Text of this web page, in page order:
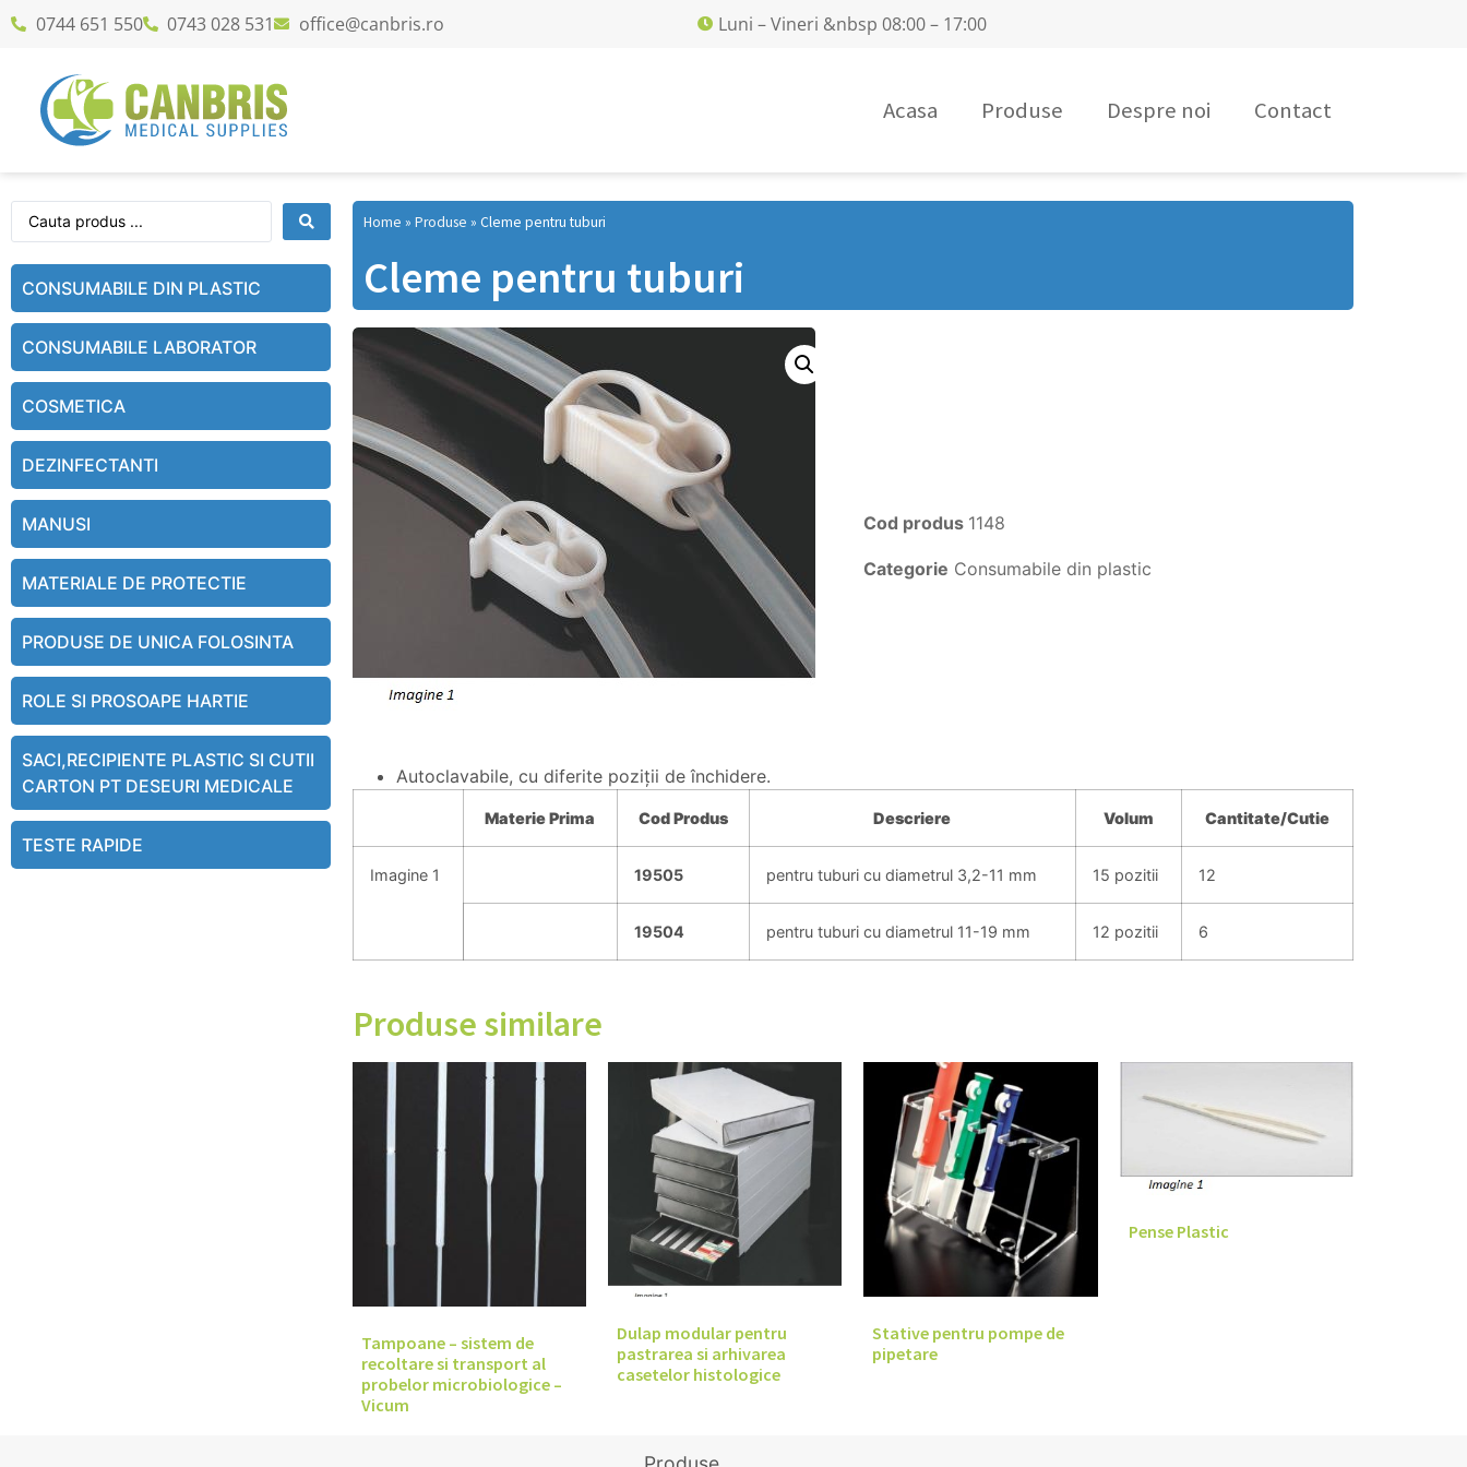
0744 651 550 0743 028 531 office@canbris.ro Luni – Vineri &nbsp 08:00 – 17:00
Acasa Produse Despre noi Contact
CONSUMABILE DIN PLASTIC
CONSUMABILE LABORATOR
COSMETICA
DEZINFECTANTI
MANUSI
MATERIALE DE PROTECTIE
PRODUSE DE UNICA FOLOSINTA
ROLE SI PROSOAPE HARTIE
SACI,RECIPIENTE PLASTIC SI CUTII
CARTON PT DESEURI MEDICALE
TESTE RAPIDE
Home » Produse » Cleme pentru tuburi
Cleme pentru tuburi
Cod produs 1148
Categorie Consumabile din plastic
Autoclavabile, cu diferite poziţii de închidere.
MateriePrima Cod Produs Descriere Volum Cantitate/Cutie
Imagine 1 19505 pentru tuburi cu diametrul 3,2-11 mm 15 pozitii 12
19504 pentru tuburi cu diametrul 11-19 mm 12 pozitii 6
Produse similare
Tampoane – sistem de
recoltare si transport al
probelor microbiologice –
Vicum
Dulap modular pentru
pastrarea si arhivarea
casetelor histologice
Stative pentru pompe de
pipetare
Pense Plastic